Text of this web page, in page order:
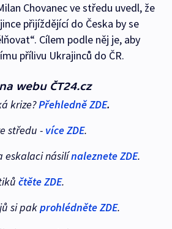
Chovanec ve středu uvedl, že
přijíždějící do Česka by se
Cílem podle něj je, aby
přílivu Ukrajinců do ČR.
webu ČT24.cz
krize?Přehledně ZDE.
středu - více ZDE.
eskalaci násilínaleznete ZDE.
čtěte ZDE.
si pakprohlédněte ZDE.